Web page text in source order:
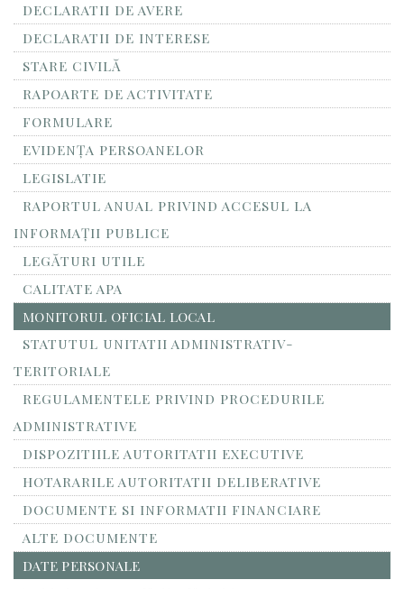
DECLARATII DE AVERE
DECLARATII DE INTERESE
STARE CIVILĂ
RAPOARTE DE ACTIVITATE
FORMULARE
EVIDENȚA PERSOANELOR
LEGISLATIE
RAPORTUL ANUAL PRIVIND ACCESUL LA
INFORMAŢII PUBLICE
LEGĂTURI UTILE
CALITATE APA
MONITORUL OFICIAL LOCAL
STATUTUL UNITATII ADMINISTRATIV-
TERITORIALE
REGULAMENTELE PRIVIND PROCEDURILE
ADMINISTRATIVE
DISPOZITIILE AUTORITATII EXECUTIVE
HOTARARILE AUTORITATII DELIBERATIVE
DOCUMENTE SI INFORMATII FINANCIARE
ALTE DOCUMENTE
DATE PERSONALE